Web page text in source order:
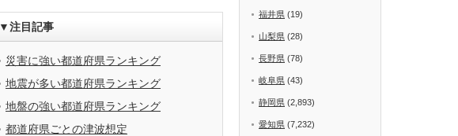
▼注目記事
災害に強い都道府県ランキング
地震が多い都道府県ランキング
地盤の強い都道府県ランキング
都道府県ごとの津波想定
福井県 (19)
山梨県 (28)
長野県 (78)
岐阜県 (43)
静岡県 (2,893)
愛知県 (7,232)